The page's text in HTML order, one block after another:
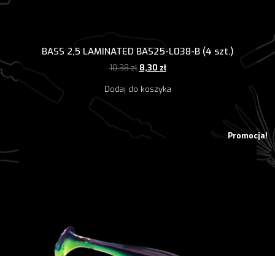
BASS 2,5 LAMINATED BAS25-L038-B (4 szt.)
10,38zł Pierwotna
wynosiła:
8,30 złAktualna
wynosi:
Dodaj do koszyka
Promocja!